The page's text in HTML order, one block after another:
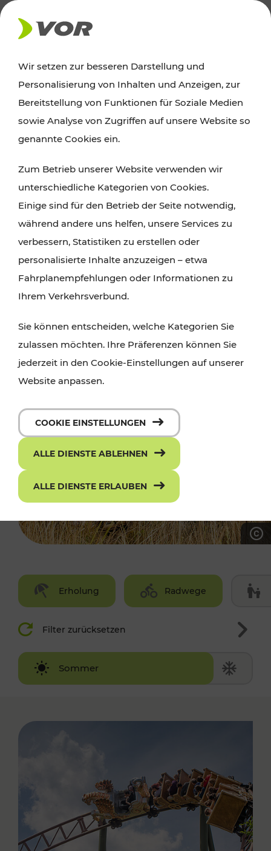
AKTUELLES
Ausflugstipps
Wien, Niederösterreich und das Burgenland
Wanderungen, Kultur und Gastronomie,
Radtouren oder purer Naturgenuss – viele
Attraktionen sind mit den Ticket- und Fahrplan-
Angeboten des VOR gut und schnell erreichbar.
Erholung Radwege
Filter zurücksetzen
Sommer
Winter
Wir setzen zur besseren Darstellung und
Personalisierung von Inhalten und Anzeigen, zur
Bereitstellung von Funktionen für Soziale Medien
sowie Analyse von Zugriffen auf unsere Website so
genannte Cookies ein.
Zum Betrieb unserer Website verwenden wir
unterschiedliche Kategorien von Cookies.
Einige sind für den Betrieb der Seite notwendig,
während andere uns helfen, unsere Services zu
verbessern, Statistiken zu erstellen oder
personalisierte Inhalte anzuzeigen – etwa
Fahrplanempfehlungen oder Informationen zu
Ihrem Verkehrsverbund.
Sie können entscheiden, welche Kategorien Sie
zulassen möchten. Ihre Präferenzen können Sie
jederzeit in den Cookie-Einstellungen auf unserer
Website anpassen.
COOKIE EINSTELLUNGEN
ALLE DIENSTE ABLEHNEN
ALLE DIENSTE ERLAUBEN